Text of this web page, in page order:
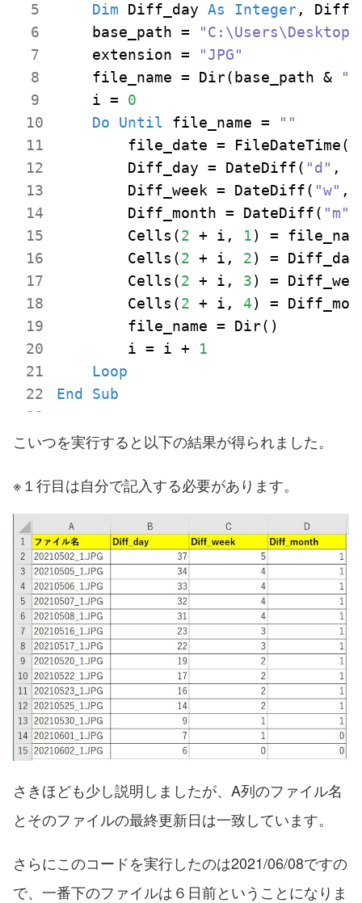
Dim Diff_day As Integer,
    base_path =
    extension =
"JPG"
    file_name = Dir(base_path &
    i =
0
Do
Until file_name =
""
file_date =
        Diff_day = DateDiff(
"d" ,
        Diff_week = DateDiff(
"w" ,
        Diff_month = DateDiff(
"m"
        Cells(
2 + i, 1) =
        Cells(
2 + i, 2) = Diff_day
        Cells(
2 + i, 3) =
        Cells(
2 + i, 4) =
        file_name = Dir()
        i = i +
1
Loop
End
Sub
こいつを実行すると以下の結果が得られました。
※１行目は自分で記入する必要があります。
さきほども少し説明しましたが、A列のファイル名
とそのファイルの最終更新日は一致しています。
さらにこのコードを実行したのは2021/06/08ですの
で、一番下のファイルは６日前ということになりま